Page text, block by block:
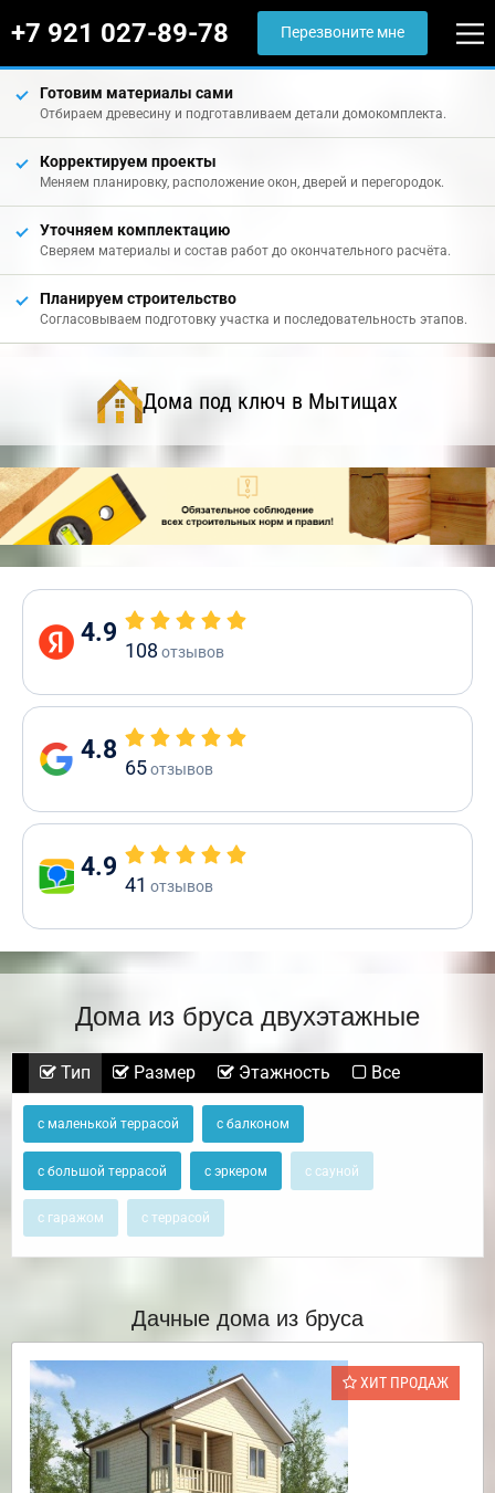
+7 921 027-89-78 Перезвоните мне
Готовим материалы сами
Отбираем древесину и подготавливаем детали домокомплекта.
Корректируем проекты
Меняем планировку, расположение окон, дверей и перегородок.
Уточняем комплектацию
Сверяем материалы и состав работ до окончательного расчёта.
Планируем строительство
Согласовываем подготовку участка и последовательность этапов.
Дома под ключ в Мытищах
4.9
108 отзывов
4.8
65отзывов
4.9
41 отзывов
Дома из бруса двухэтажные
Тип Размер Этажность Все
с маленькой террасой с балконом
с большой террасой с эркером с сауной
с гаражом с террасой
Дачные дома из бруса
ХИТ ПРОДАЖ